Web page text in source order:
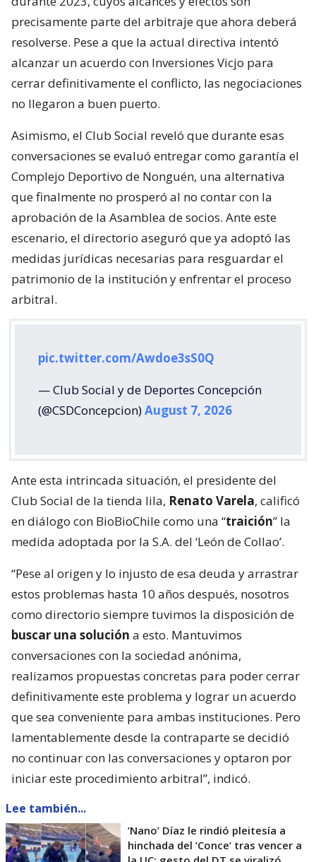
precisamente parte del arbitraje que ahora deberá
resolverse. Pese a que la actual directiva intentó
alcanzar un acuerdo con Inversiones Vicjo para
cerrar definitivamente el conflicto, las negociaciones
no llegaron a buen puerto.
Asimismo, el Club Social reveló que durante esas
conversaciones se evaluó entregar como garantía el
Complejo Deportivo de Nonguén, una alternativa
que finalmente no prosperó al no contar con la
aprobación de la Asamblea de socios. Ante este
escenario, el directorio aseguró que ya adoptó las
medidas jurídicas necesarias para resguardar el
patrimonio de la institución y enfrentar el proceso
arbitral.
pic.twitter.com/Awdoe3sS0Q
— Club Social y de Deportes Concepción
(@CSDConcepcion)August 7, 2026
Ante esta intrincada situación, el presidente del
Club Social de la tienda lila, Renato Varela, calificó
en diálogo con BioBioChile como una “traición” la
medida adoptada por la S.A. del ‘León de Collao’.
“Pese al origen y lo injusto de esa deuda y arrastrar
estos problemas hasta 10 años después, nosotros
como directorio siempre tuvimos la disposición de
buscar una solución a esto. Mantuvimos
conversaciones con la sociedad anónima,
realizamos propuestas concretas para poder cerrar
definitivamente este problema y lograr un acuerdo
que sea conveniente para ambas instituciones. Pero
lamentablemente desde la contraparte se decidió
no continuar con las conversaciones y optaron por
iniciar este procedimiento arbitral”, indicó.
Lee también...
’Nano’ Díaz le rindió pleitesía a
hinchada del ’Conce’ tras vencer a